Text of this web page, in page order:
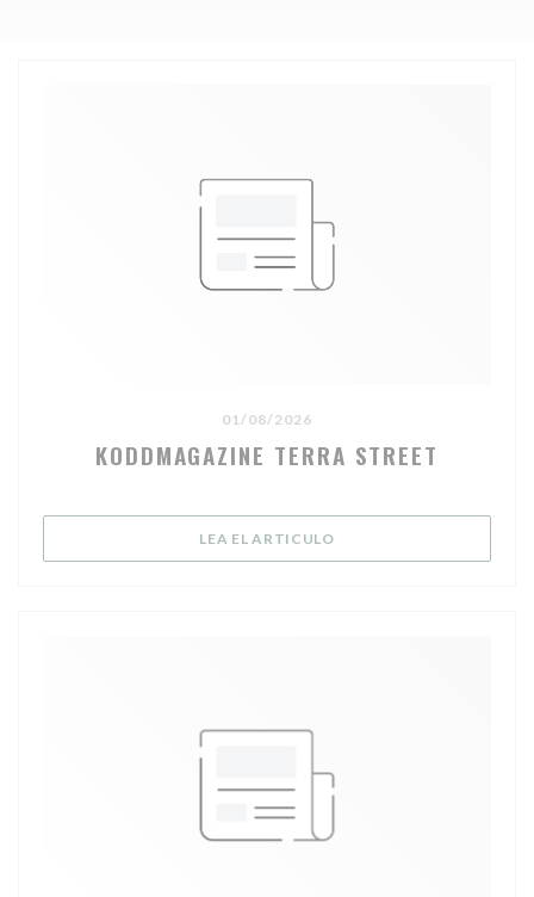
01/08/2026
KODDMAGAZINE TERRA STREET
LEA EL ARTICULO((ABRE EN UNA NUEVA